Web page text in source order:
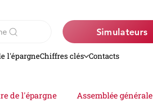
Simulateurs
l'épargneChiffres clés Contacts
de l'épargne Assemblée générale